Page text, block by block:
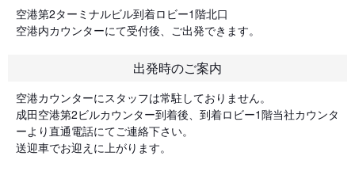
空港第2ターミナルビル到着ロビー1階北口
空港内カウンターにて受付後、ご出発できます。
出発時のご案内
空港カウンターにスタッフは常駐しておりません。
成田空港第2ビルカウンター到着後、到着ロビー1階当社カウンタ
ーより直通電話にてご連絡下さい。
送迎車でお迎えに上がります。